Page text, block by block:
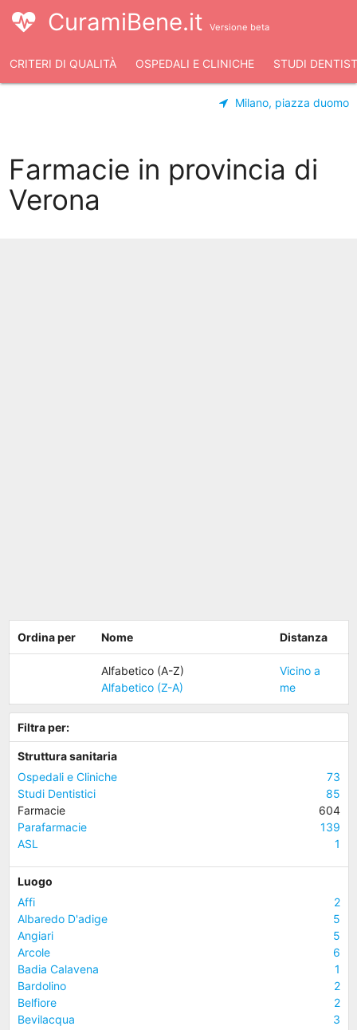
CuramiBene.it Versione beta
CRITERI DI QUALITÀ OSPEDALI E CLINICHE STUDI
Milano, piazza duomo
Farmacie in provincia di
Verona
Ordina per Nome Distanza
Alfabetico (A-Z)
Alfabetico (Z-A)
Vicino a
me
Filtra per:
Struttura sanitaria
Ospedali e Cliniche
73
Studi Dentistici
85
Farmacie
604
Parafarmacie
139
ASL
1
Luogo
Affi
2
Albaredo D'adige
5
Angiari
5
Arcole
6
Badia Calavena
1
Bardolino
2
Belfiore
2
Bevilacqua
3